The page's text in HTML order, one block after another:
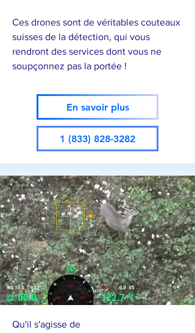
Ces drones sont de véritables couteaux
suisses de la détection, qui vous
rendront des services dont vous ne
soupçonnez pas la portée !
En savoir plus
1 (833) 828-3282
Qu'il s'agisse de